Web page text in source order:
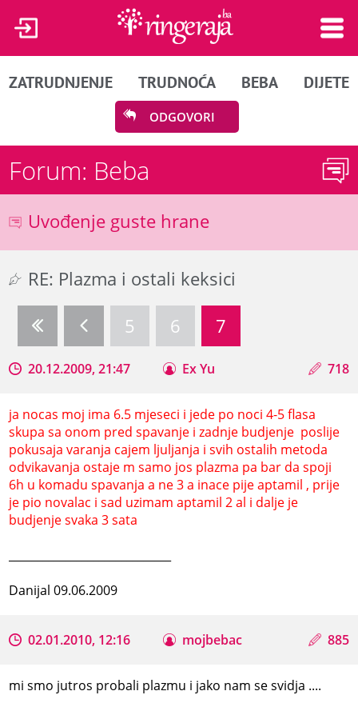
ZATRUDNJENJE TRUDNOĆA BEBA DIJETE
ODGOVORI
Forum: Beba
Uvođenje guste hrane
RE: Plazma i ostali keksici
5
6 7
20.12.2009, 21:47 Ex Yu 718
ja nocas moj ima 6.5 mjeseci i jede po noci 4-5 flasa
skupa sa onom pred spavanje i zadnje budjenje poslije
pokusaja varanja cajem ljuljanja i svih ostalih metoda
odvikavanja ostaje m samo jos plazma pa bar da spoji
6h u komadu spavanja a ne 3 a inace pije aptamil , prije
je pio novalac i sad uzimam aptamil 2 al i dalje je
budjenje svaka 3 sata
Danijal 09.06.2009
02.01.2010, 12:16 mojbebac 885
mi smo jutros probali plazmu i jako nam se svidja ....